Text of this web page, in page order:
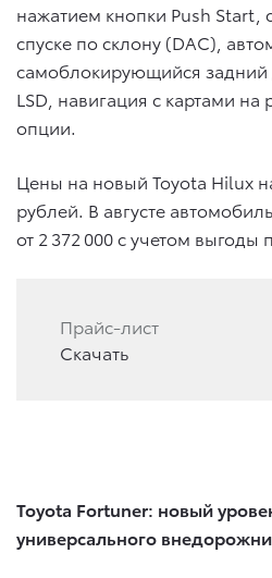
нажатием кнопки Push
спуске по склону (DAC),
самоблокирующийся
LSD, навигация с картами на
опции.
Цены на новый Toyota Hilux
рублей. В августе
от 2 372 000 с учетом выгоды
Прайс-лист
Скачать
Toyota Fortuner: новый
универсального